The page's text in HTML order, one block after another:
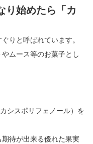
り始めたら「カ
りと呼ばれています。
ムース等のお菓子とし
シスポリフェノール）を
待が出来る優れた果実